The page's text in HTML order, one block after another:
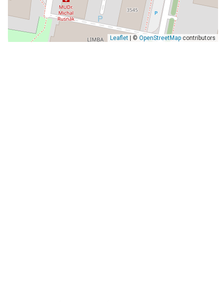
Leaflet| © OpenStreetMapcontributors